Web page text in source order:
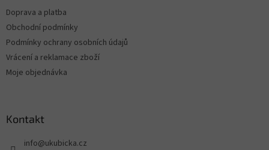
Doprava a platba
Obchodní podmínky
Podmínky ochrany osobních údajů
Vrácení a reklamace zboží
Moje objednávka
Kontakt
info@ukubicka.cz